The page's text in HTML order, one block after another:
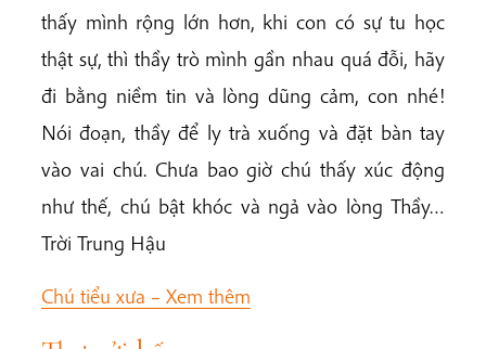
thấy mình rộng lớn hơn, khi con có sự tu học
thật sự, thì thầy trò mình gần nhau quá đỗi, hãy
đi bằng niềm tin và lòng dũng cảm, con nhé!
Nói đoạn, thầy để ly trà xuống và đặt bàn tay
vào vai chú. Chưa bao giờ chú thấy xúc động
như thế, chú bật khóc và ngả vào lòng Thầy…
Trời Trung Hậu
Chú tiểu xưa – Xem thêm